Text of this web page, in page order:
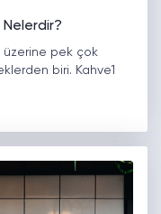
Nelerdir?
üzerine pek çok
biri. Kahve1